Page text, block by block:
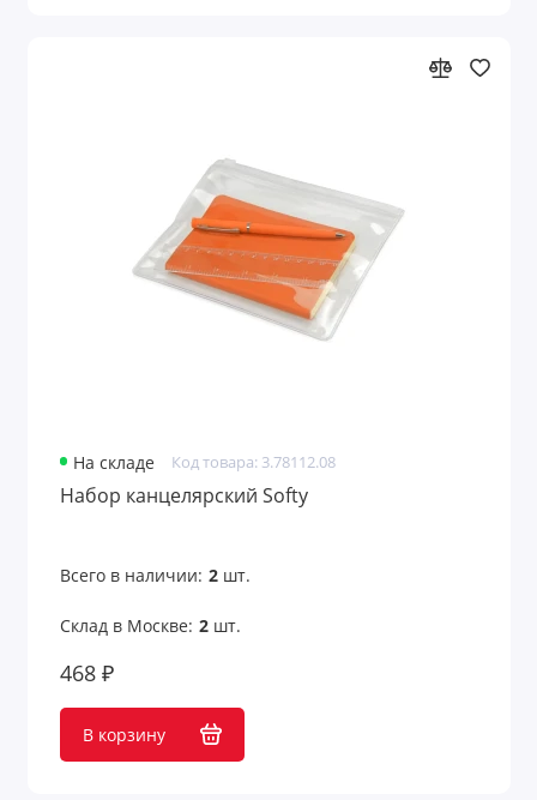
На складе Код товара: 3.78112.08
Набор канцелярский Softy
Всего в наличии: 2шт.
Склад в Москве: 2шт.
468 ₽
В корзину